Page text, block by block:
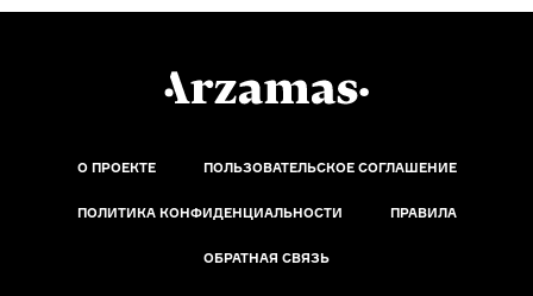
О ПРОЕКТЕ ПОЛЬЗОВАТЕЛЬСКОЕ СОГЛАШЕНИЕ
ПОЛИТИКА КОНФИДЕНЦИАЛЬНОСТИ ПРАВИЛА
ОБРАТНАЯ СВЯЗЬ